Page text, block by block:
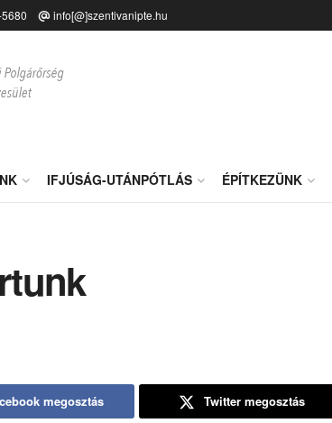
info[@]szentivanipte.hu
IFJÚSÁG-UTÁNPÓTLÁS ÉPÍTKEZÜNK
megosztás Twitter megosztás